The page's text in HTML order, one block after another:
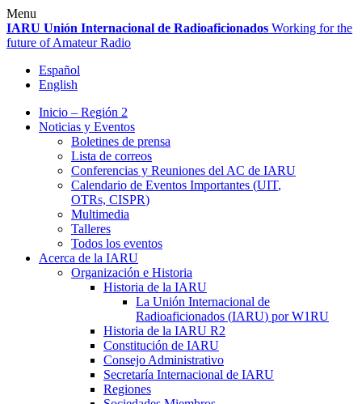
Skip
to
content
Menu
IARU Unión Internacional de Radioaficionados Working for the
future of Amateur Radio
Español
English
Inicio – Región 2
Noticias y Eventos
Boletines de prensa
Lista de correos
Conferencias y Reuniones del AC de IARU
Calendario de Eventos Importantes (UIT,
OTRs, CISPR)
Multimedia
Talleres
Todos los eventos
Acerca de la IARU
Organización e Historia
Historia de la IARU
La Unión Internacional de
Radioaficionados (IARU) porW1RU
Historia de la IARU R2
Constitución de IARU
Consejo Administrativo
Secretaría Internacional de IARU
Regiones